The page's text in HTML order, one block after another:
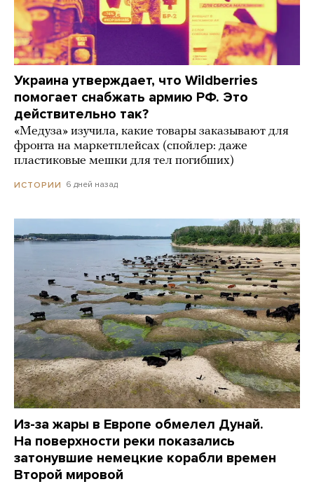
Украина утверждает, что Wildberries
помогает снабжать армию РФ. Это
действительно так?
«Медуза» изучила, какие товары заказывают для
фронта на маркетплейсах (спойлер: даже
пластиковые мешки для тел погибших)
ИСТОРИИ 6 дней назад
Из-за жары в Европе обмелел Дунай.
На поверхности реки показались
затонувшие немецкие корабли времен
Второй мировой